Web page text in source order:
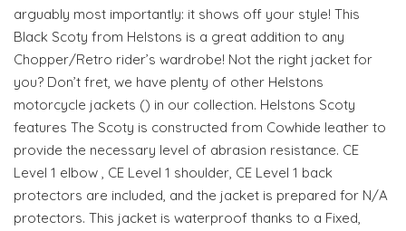
arguably most importantly: it shows off your style! This
Black Scoty from Helstons is a great addition to any
Chopper/Retro rider’s wardrobe! Not the right jacket for
you? Don’t fret, we have plenty of other Helstons
motorcycle jackets () in our collection. Helstons Scoty
features The Scoty is constructed from Cowhide leather to
provide the necessary level of abrasion resistance. CE
Level 1 elbow , CE Level 1 shoulder, CE Level 1 back
protectors are included, and the jacket is prepared for N/A
protectors. This jacket is waterproof thanks to a Fixed,